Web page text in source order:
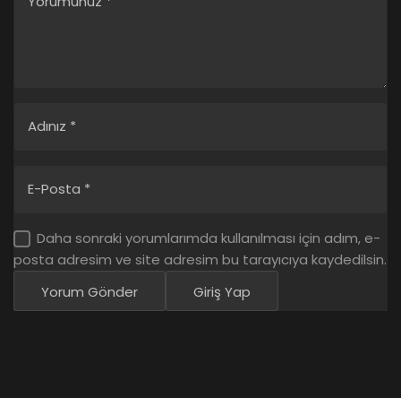
Adınız *
E-Posta *
Daha sonraki yorumlarımda kullanılması için adım, e-
posta adresim ve site adresim bu tarayıcıya kaydedilsin.
Yorum Gönder
Giriş Yap